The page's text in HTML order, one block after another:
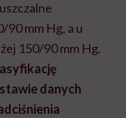
mm Hg, a u
150/90 mm Hg.
danych